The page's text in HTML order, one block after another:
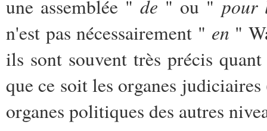
une assemblée "de " ou "
n'est pas nécessairement " en "
ils sont souvent très précis
que ce soit les organes
organes politiques des autres